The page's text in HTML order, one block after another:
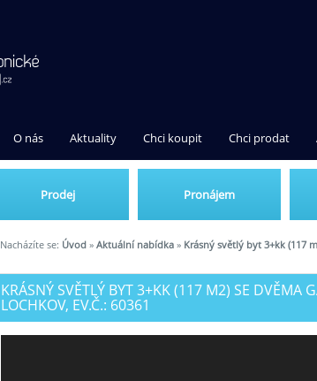
O nás Aktuality Chci koupit Chci prodat
Prodej Pronájem
Nacházíte se: Úvod » Aktuální nabídka » Krásný světlý byt 3+kk (117
KRÁSNÝ SVĚTLÝ BYT 3+KK (117 M2) SE DVĚMA
LOCHKOV, EV.Č.: 60361